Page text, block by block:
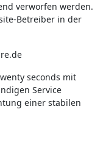
verworfen werden.
Betreiber in der
seconds mit
Service
einer stabilen